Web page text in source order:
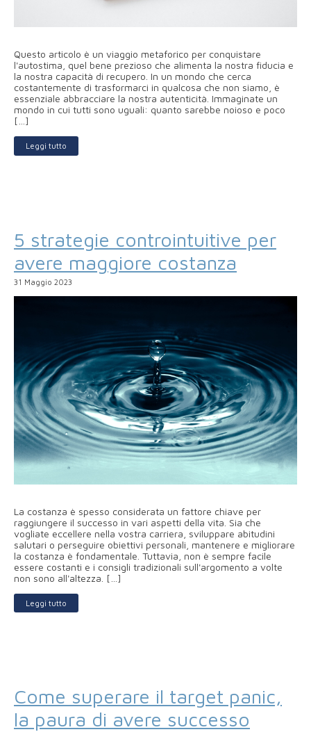
Questo articolo è un viaggio metaforico per conquistare
l'autostima, quel bene prezioso che alimenta la nostra fiducia e
la nostra capacità di recupero. In un mondo che cerca
costantemente di trasformarci in qualcosa che non siamo, è
essenziale abbracciare la nostra autenticità. Immaginate un
mondo in cui tutti sono uguali: quanto sarebbe noioso e poco
[…]
Leggi tutto
5 strategie controintuitive per
avere maggiore costanza
31 Maggio 2023
La costanza è spesso considerata un fattore chiave per
raggiungere il successo in vari aspetti della vita. Sia che
vogliate eccellere nella vostra carriera, sviluppare abitudini
salutari o perseguire obiettivi personali, mantenere e migliorare
la costanza è fondamentale. Tuttavia, non è sempre facile
essere costanti e i consigli tradizionali sull'argomento a volte
non sono all'altezza. […]
Leggi tutto
Come superare il target panic,
la paura di avere successo